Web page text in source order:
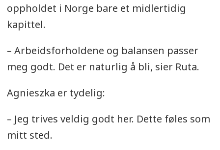
oppholdet i Norge bare et midlertidig
kapittel.
– Arbeidsforholdene og balansen passer
meg godt. Det er naturlig å bli, sier Ruta.
Agnieszka er tydelig:
– Jeg trives veldig godt her. Dette føles som
mitt sted.